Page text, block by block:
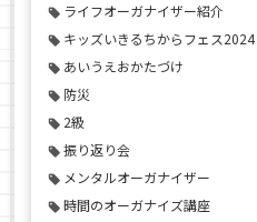
ライフオーガナイザー紹介
キッズいきるちからフェス2024
あいうえおかたづけ
防災
2級
振り返り会
メンタルオーガナイザー
時間のオーガナイズ講座